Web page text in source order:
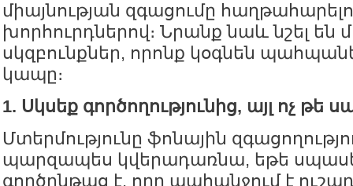
միայնության զգացումը
խորհուրդներով։ Նրանք նաև նշել են
սկզբունքներ, որոնք կօգնեն
կապը։
1. Սկսեք գործողությունից, այլ ոչ թե
Մտերմությունը ֆոնային
պարզապես կվերադառնա, եթե
գործընթաց է, որը պահանջում է